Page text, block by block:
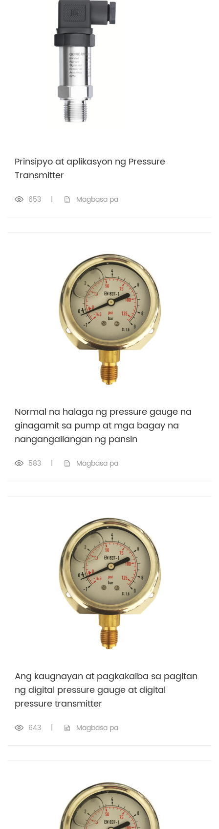
Prinsipyo at aplikasyon ng Pressure
Transmitter
653 | Magbasa pa
Normal na halaga ng pressure gauge na
ginagamit sa pump at mga bagay na
nangangailangan ng pansin
583 | Magbasa pa
Ang kaugnayan at pagkakaiba sa pagitan
ng digital pressure gauge at digital
pressure transmitter
643 | Magbasa pa